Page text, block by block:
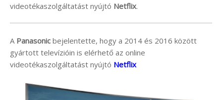
videotékaszolgáltatást nyújtó Netflix.
A Panasonic bejelentette, hogy a 2014 és 2016 között
gyártott televízióin is elérhető az online
videotékaszolgáltatást nyújtó Netflix